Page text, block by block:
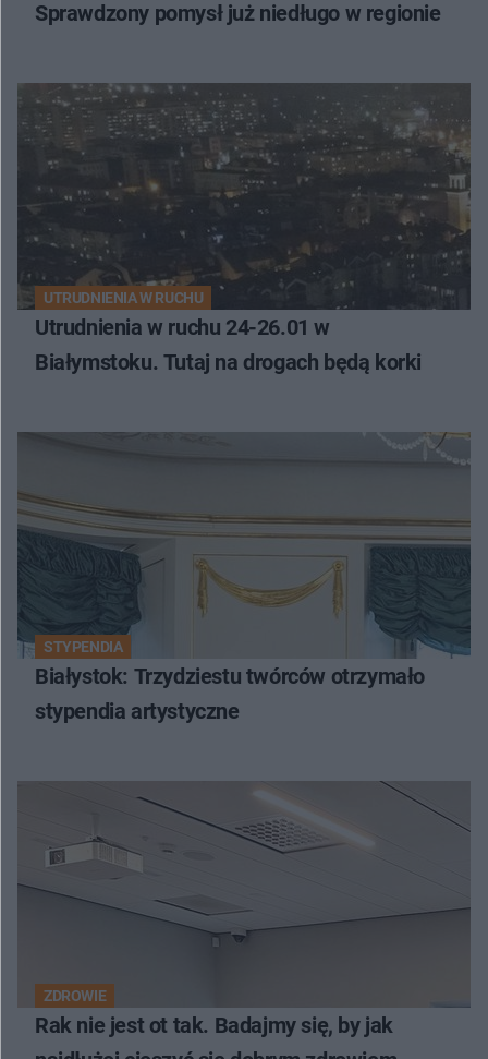
Sprawdzony pomysł już niedługo w regionie
UTRUDNIENIA W RUCHU
Utrudnienia w ruchu 24-26.01 w
Białymstoku. Tutaj na drogach będą korki
STYPENDIA
Białystok: Trzydziestu twórców otrzymało
stypendia artystyczne
ZDROWIE
Rak nie jest ot tak. Badajmy się, by jak